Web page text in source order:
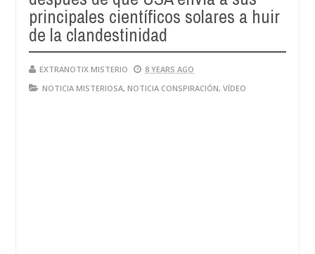
principales científicos solares a huir
de la clandestinidad
EXTRANOTIX MISTERIO
8 YEARS AGO
NOTICIA MISTERIOSA, NOTICIA CONSPIRACIÓN, VÍDEO